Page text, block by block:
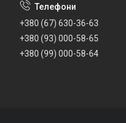
+380 (67) 630-36-63
+380 (93) 000-58-65
+380 (99) 000-58-64